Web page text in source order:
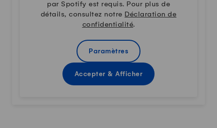
par Spotify est requis. Pour plus de
détails, consultez notre Déclaration de
confidentialité.
Paramètres
Accepter & Afficher